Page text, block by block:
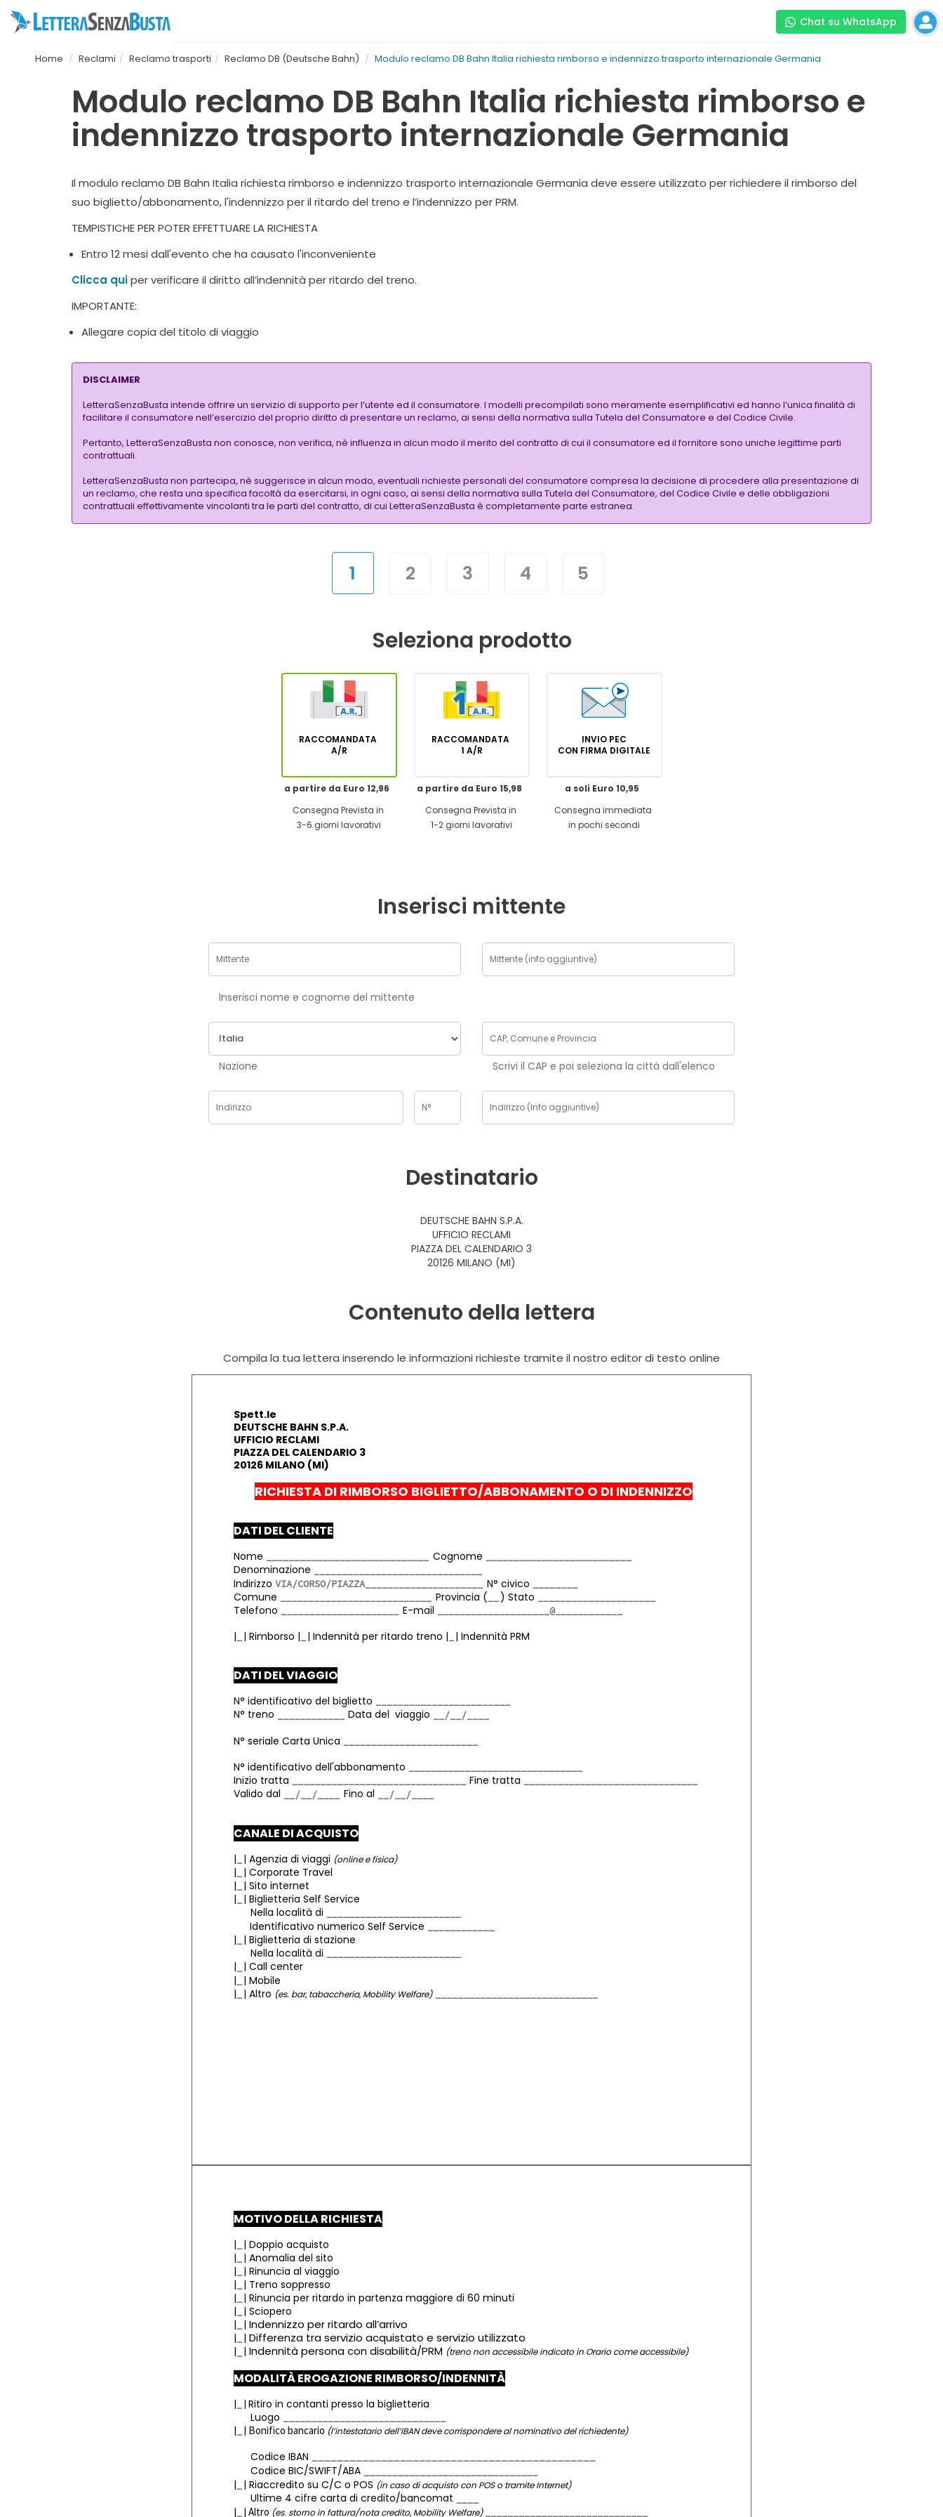
Chat su WhatsApp
Home Reclami Reclamo trasporti Reclamo DB (Deutsche Bahn) Modulo reclamo DB Bahn Italia richiesta rimborso e indennizzo trasporto internazionale Germania
Modulo reclamo DB Bahn Italia richiesta rimborso e
indennizzo trasporto internazionale Germania
Il modulo reclamo DB Bahn Italia richiesta rimborso e indennizzo trasporto internazionale Germania deve essere utilizzato per richiedere il rimborso del
suo biglietto/abbonamento, l'indennizzo per il ritardo del treno e l’indennizzo per PRM.
TEMPISTICHE PER POTER EFFETTUARE LA RICHIESTA
Entro 12 mesi dall'evento che ha causato l'inconveniente
Clicca quiper verificare il diritto all’indennità per ritardo del treno.
IMPORTANTE:
Allegare copia del titolo di viaggio
DISCLAIMER
LetteraSenzaBusta intende offrire un servizio di supporto per l’utente ed il consumatore. I modelli precompilati sono meramente esemplificativi ed hanno l’unica finalità di
facilitare il consumatore nell’esercizio del proprio diritto di presentare un reclamo, ai sensi della normativa sulla Tutela del Consumatore e del Codice Civile.
Pertanto, LetteraSenzaBusta non conosce, non verifica, nè influenza in alcun modo il merito del contratto di cui il consumatore ed il fornitore sono uniche legittime parti
contrattuali.
LetteraSenzaBusta non partecipa, nè suggerisce in alcun modo, eventuali richieste personali del consumatore compresa la decisione di procedere alla presentazione di
un reclamo, che resta una specifica facoltà da esercitarsi, in ogni caso, ai sensi della normativa sulla Tutela del Consumatore, del Codice Civile e delle obbligazioni
contrattuali effettivamente vincolanti tra le parti del contratto, di cui LetteraSenzaBusta è completamente parte estranea.
1 2 3 4 5
Seleziona prodotto
RACCOMANDATA
A/R
a partire da Euro 12,96
Consegna Prevista in
3-6 giorni lavorativi
RACCOMANDATA
1 A/R
a partire da Euro 15,98
Consegna Prevista in
1-2 giorni lavorativi
INVIO PEC
CON FIRMA DIGITALE
a soli Euro 10,95
Consegna immediata
in pochi secondi
Inserisci mittente
Inserisci nome e cognome del mittente
Nazione Scrivi il CAP e poi seleziona la città dall'elenco
Destinatario
DEUTSCHE BAHN S.P.A.
UFFICIO RECLAMI
PIAZZA DEL CALENDARIO 3
20126 MILANO (MI)
Contenuto della lettera
Compila la tua lettera inserendo le informazioni richieste tramite il nostro editor di testo online
Spett.le
DEUTSCHE BAHN S.P.A.
UFFICIO RECLAMI
PIAZZA DEL CALENDARIO 3
20126 MILANO (MI)
RICHIESTA DI RIMBORSO BIGLIETTO/ABBONAMENTO O DI INDENNIZZO
DATI DEL CLIENTE
Nome
Cognome
Denominazione
Indirizzo
N° civico
Comune
Provincia (
) Stato
Telefono
E-mail
| | Rimborso | | Indennità per ritardo treno | | Indennità PRM
DATI DEL VIAGGIO
N° identificativo del biglietto
N° treno
Data del viaggio
N° seriale Carta Unica
N° identificativo dell'abbonamento
Inizio tratta
Fine tratta
Valido dal
Fino al
CANALE DI ACQUISTO
| | Agenzia di viaggi (online e fisica)
| | Corporate Travel
| | Sito internet
| | Biglietteria Self Service
Nella località di
Identificativo numerico Self Service
| | Biglietteria di stazione
Nella località di
| | Call center
| | Mobile
| | Altro (es. bar, tabaccheria, Mobility Welfare)
MOTIVO DELLA RICHIESTA
| | Doppio acquisto
| | Anomalia del sito
| | Rinuncia al viaggio
| | Treno soppresso
| | Rinuncia per ritardo in partenza maggiore di 60 minuti
| | Sciopero
| | Indennizzo per ritardo all’arrivo
| | Differenza tra servizio acquistato e servizio utilizzato
| | Indennità persona con disabilità/PRM (treno non accessibile indicato in Orario come accessibile)
MODALITÀ EROGAZIONE RIMBORSO/INDENNITÀ
| | Ritiro in contanti presso la biglietteria
Luogo
| | Bonifico bancario (l’intestatario dell’IBAN deve corrispondere al nominativo del richiedente)
Codice IBAN
Codice BIC/SWIFT/ABA
| | Riaccredito su C/C o POS (in caso di acquisto con POS o tramite Internet)
Ultime 4 cifre carta di credito/bancomat
| | Altro (es. storno in fattura/nota credito, Mobility Welfare)